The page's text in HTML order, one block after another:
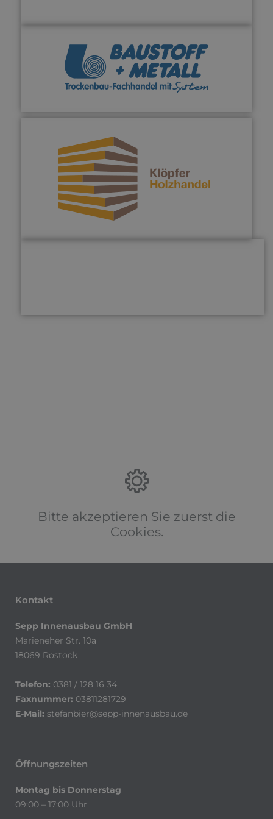
Bitte akzeptieren Sie zuerst die
Cookies.
Kontakt
Sepp Innenausbau GmbH
Marieneher Str. 10a
18069 Rostock
Telefon: 0381 / 128 16 34
Faxnummer: 03811281729
E-Mail: stefanbier@sepp-innenausbau.de
Öffnungszeiten
Montag bis Donnerstag
09:00 – 17:00 Uhr